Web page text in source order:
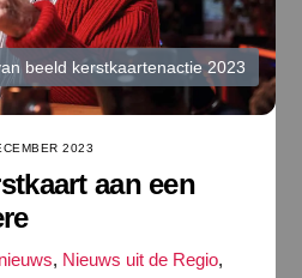
beeld kerstkaartenactie 2023
2023
aan een
, Nieuws uit de Regio,